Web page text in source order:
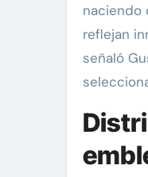
naciendo
reflejan
señaló